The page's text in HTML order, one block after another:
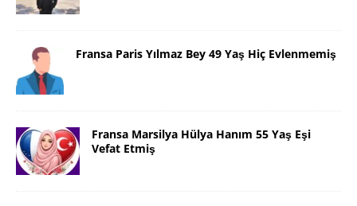
Fransa Paris Yılmaz Bey 49 Yaş Hiç Evlenmemiş
Fransa Marsilya Hülya Hanım 55 Yaş Eşi
Vefat Etmiş